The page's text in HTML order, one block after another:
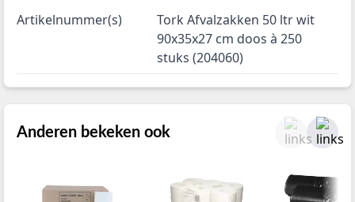
Artikelnummer(s)
Tork Afvalzakken 50 ltr wit
90x35x27 cm doos à 250
stuks (204060)
Anderen bekeken ook